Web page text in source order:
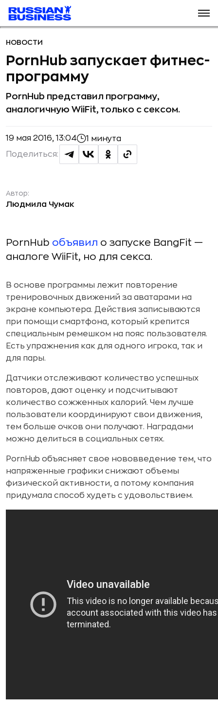
НОВОСТИ
PornHub запускает фитнес-
программу
PornHub представил программу,
аналогичную WiiFit, только с сексом.
19 мая 2016, 13:04 1 минута
Поделиться:
Автор:
Людмила Чумак
PornHub объявил о запуске BangFit —
аналоге WiiFit, но для секса.
В основе программы лежит повторение
тренировочных движений за аватарами на
экране компьютера. Действия записываются
при помощи смартфона, который крепится
специальным ремешком на пояс пользователя.
Есть упражнения как для одного игрока, так и
для пары.
Датчики отслеживают количество успешных
повторов, дают оценку и подсчитывают
количество сожженных калорий. Чем лучше
пользователи координируют свои движения,
тем больше очков они получают. Наградами
можно делиться в социальных сетях.
PornHub объясняет свое нововведение тем, что
напряженные графики снижают объемы
физической активности, а потому компания
придумала способ худеть с удовольствием.